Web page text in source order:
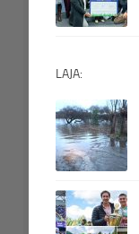
LAJA: